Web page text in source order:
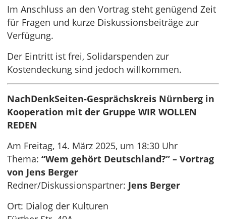
Im Anschluss an den Vortrag steht genügend Zeit
für Fragen und kurze Diskussionsbeiträge zur
Verfügung.
Der Eintritt ist frei, Solidarspenden zur
Kostendeckung sind jedoch willkommen.
NachDenkSeiten-Gesprächskreis Nürnberg in
Kooperation mit der Gruppe WIR WOLLEN
REDEN
Am Freitag, 14. März 2025, um 18:30 Uhr
Thema: “Wem gehört Deutschland?” – Vortrag
von Jens Berger
Redner/Diskussionspartner: Jens Berger
Ort: Dialog der Kulturen